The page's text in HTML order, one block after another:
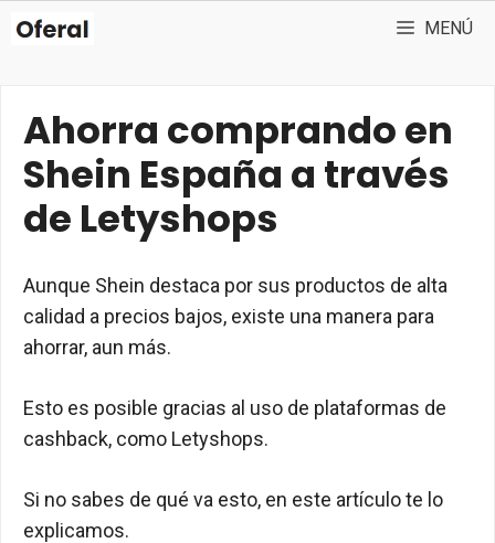
Saltar
MENÚ
Ahorra comprando en
Shein España a través
de Letyshops
Aunque Shein destaca por sus productos de alta
calidad a precios bajos, existe una manera para
ahorrar, aun más.
Esto es posible gracias al uso de plataformas de
cashback, como Letyshops.
Si no sabes de qué va esto, en este artículo te lo
explicamos.